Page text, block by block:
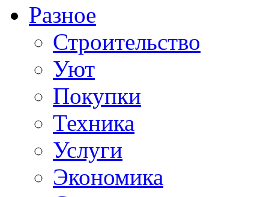
Разное
Строительство
Уют
Покупки
Техника
Услуги
Экономика